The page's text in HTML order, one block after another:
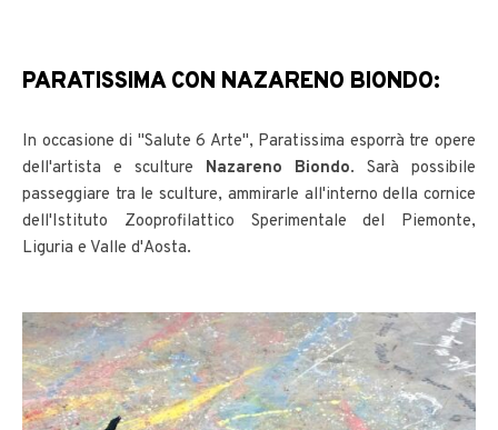
PARATISSIMA CON NAZARENO BIONDO:
In occasione di "Salute 6 Arte", Paratissima esporrà tre opere
dell'artista e sculture Nazareno Biondo. Sarà possibile
passeggiare tra le sculture, ammirarle all'interno della cornice
dell'Istituto Zooprofilattico Sperimentale del Piemonte,
Liguria e Valle d'Aosta.